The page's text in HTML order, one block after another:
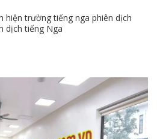
hiện trường tiếng nga phiên dịch
dịch tiếng Nga